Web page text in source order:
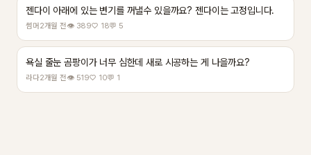
젠다이 아래에 있는 변기를 꺼낼수 있을까요? 젠다이는 고정입니다.
썸머2개월 전👁 389♡ 18💬 5
욕실 줄눈 곰팡이가 너무 심한데 새로 시공하는 게 나을까요?
라다2개월 전👁 519♡ 10💬 1